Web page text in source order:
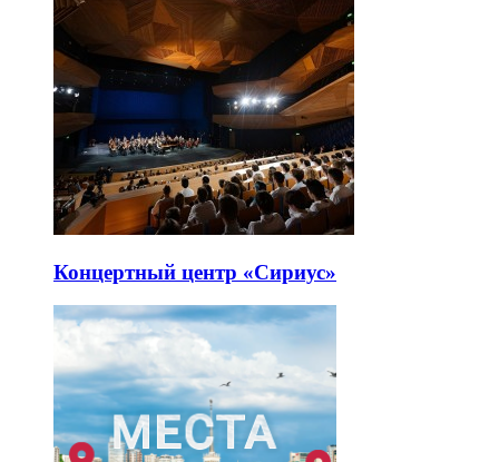
Концертный центр «Сириус»